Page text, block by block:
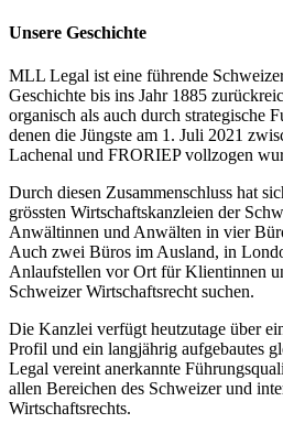
Unsere Geschichte
MLL Legal ist eine führende
Geschichte bis ins Jahr 1885
organisch als auch durch strategische
denen die Jüngste am 1. Juli 2021
Lachenal und FRORIEP vollzogen
Durch diesen Zusammenschluss hat
grössten Wirtschaftskanzleien der
Anwältinnen und Anwälten in vier
Auch zwei Büros im Ausland, in
Anlaufstellen vor Ort für Klientinnen
Schweizer Wirtschaftsrecht suchen.
Die Kanzlei verfügt heutzutage über
Profil und ein langjährig aufgebautes
Legal vereint anerkannte
allen Bereichen des Schweizer und
Wirtschaftsrechts.